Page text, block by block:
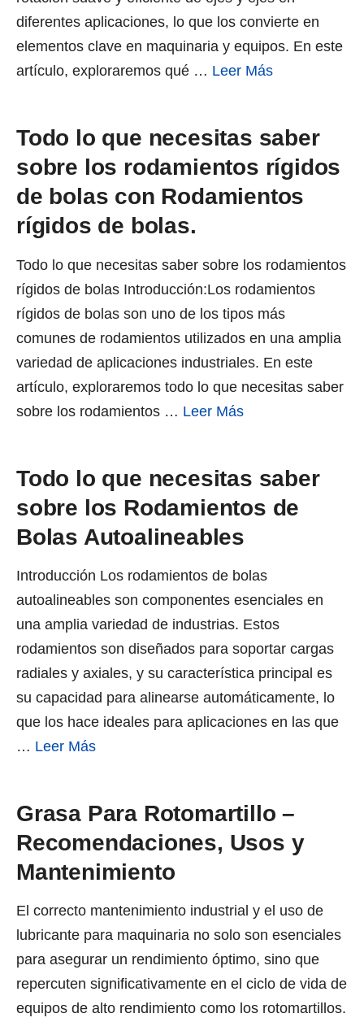
diferentes aplicaciones, lo que los convierte en
elementos clave en maquinaria y equipos. En este
artículo, exploraremos qué … Leer Más
Todo lo que necesitas saber
sobre los rodamientos rígidos
de bolas con Rodamientos
rígidos de bolas.
Todo lo que necesitas saber sobre los rodamientos
rígidos de bolas Introducción:Los rodamientos
rígidos de bolas son uno de los tipos más
comunes de rodamientos utilizados en una amplia
variedad de aplicaciones industriales. En este
artículo, exploraremos todo lo que necesitas saber
sobre los rodamientos … Leer Más
Todo lo que necesitas saber
sobre los Rodamientos de
Bolas Autoalineables
Introducción Los rodamientos de bolas
autoalineables son componentes esenciales en
una amplia variedad de industrias. Estos
rodamientos son diseñados para soportar cargas
radiales y axiales, y su característica principal es
su capacidad para alinearse automáticamente, lo
que los hace ideales para aplicaciones en las que
… Leer Más
Grasa Para Rotomartillo –
Recomendaciones, Usos y
Mantenimiento
El correcto mantenimiento industrial y el uso de
lubricante para maquinaria no solo son esenciales
para asegurar un rendimiento óptimo, sino que
repercuten significativamente en el ciclo de vida de
equipos de alto rendimiento como los rotomartillos.